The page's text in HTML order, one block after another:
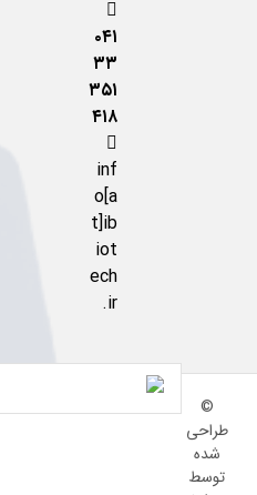
۰۴۱
۳۳
۳۵۱
۴۱۸
inf
o[a
t]ib
iot
ech
.ir
©
طراحی
شده
توسط